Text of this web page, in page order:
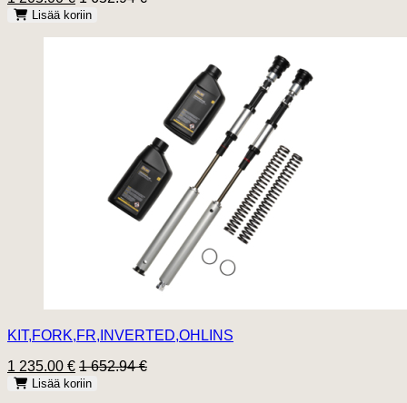
Lisää koriin
KIT,FORK,FR,INVERTED,OHLINS
1 235.00 € 1 652.94 €
Lisää koriin